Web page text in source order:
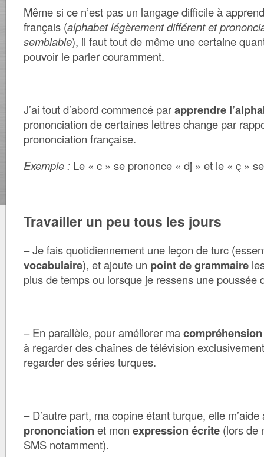
Même si ce n’est pas un langage difficile à
français (alphabet légèrement différent et
semblable), il faut tout de même une certaine
pouvoir le parler couramment.
J’ai tout d’abord commencé parapprendre
prononciation de certaines lettres change par
prononciation française.
Exemple : Le « c » se prononce « dj » et le « ç »
Travailler un peu tous les jours
– Je fais quotidiennement une leçon de turc
vocabulaire), et ajoute un point de grammaire
plus de temps ou lorsque je ressens une poussée
– En parallèle, pour améliorer ma
à regarder des chaînes de télévision
regarder des séries turques.
– D’autre part, ma copine étant turque, elle
prononciation et mon expression écrite (lors de
SMS notamment).